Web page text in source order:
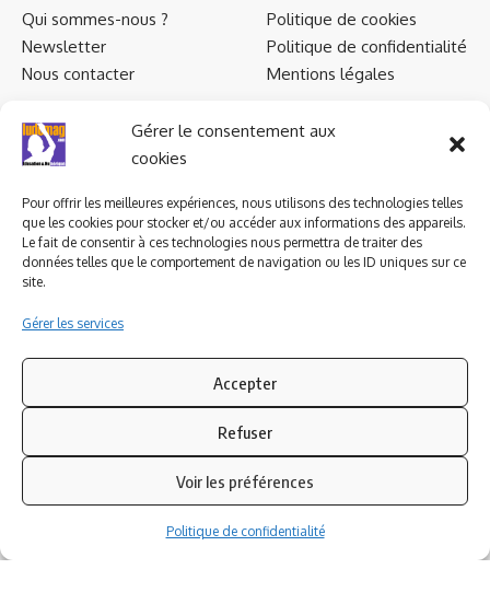
Gérer le consentement aux
cookies
Pour offrir les meilleures expériences, nous utilisons des technologies telles
que les cookies pour stocker et/ou accéder aux informations des appareils.
Le fait de consentir à ces technologies nous permettra de traiter des
données telles que le comportement de navigation ou les ID uniques sur ce
site.
Gérer les services
Accepter
Refuser
Voir les préférences
Politique de confidentialité
Qui sommes-nous ?
Newsletter
Nous contacter
Ludomag "Le Club"
Politique de cookies
Politique de confidentialité
Mentions légales
LIENS UTILES
ludoviales
PARTENAIRES